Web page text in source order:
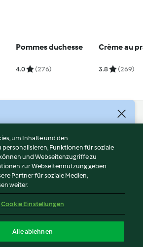
Pommes duchesse
4.0 (276)
Crème au
3.8 (269)
um Inhalte und den
personalisieren, Funktionen für soziale
und Webseitenzugriffe zu
zur Webseitennutzung geben
Partner für soziale Medien,
weiter.
Cookie Einstellungen
Alle ablehnen